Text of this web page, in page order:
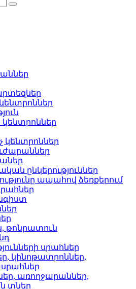
կենտրոններ­
ընկերութ­յուններ
ապահով ձեռքերում
թոնրատուն­
սրա­հներ
կինոթատրոն­ներ,
առողջար­աններ,
տներ